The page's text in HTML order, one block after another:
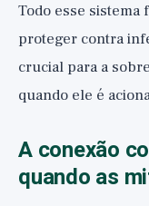
Todo esse
proteger contra
crucial para a
quando ele é
A conexão
quando as